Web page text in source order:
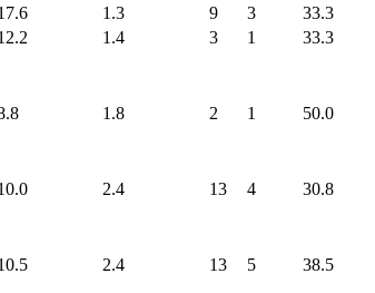
1.3 9 3 33.3
1.4 3 1 33.3
1.8 2 1 50.0
2.4 13 4 30.8
2.4 13 5 38.5